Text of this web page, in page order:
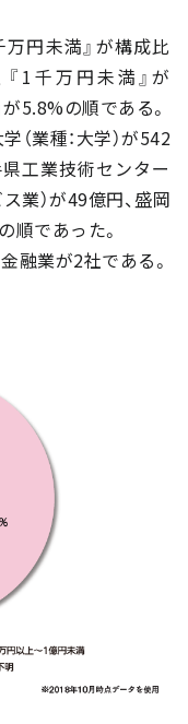
円未満』が構成比
1千万円未満』が
5.8%の順である。
業種：大学）が542
工業技術センター
業）が49億円、盛岡
順であった。
融業が2社である。